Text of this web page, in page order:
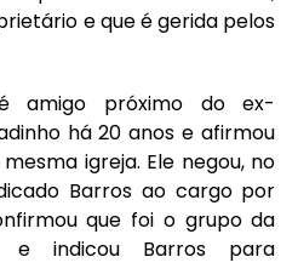
e que é gerida pelos
amigo próximo do ex-
há 20 anos e afirmou
igreja. Ele negou, no
Barros ao cargo por
que foi o grupo da
indicou Barros para